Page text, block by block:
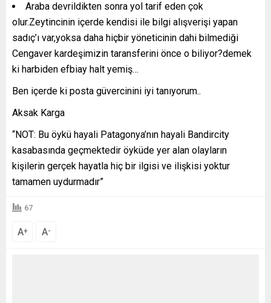
Araba devrildikten sonra yol tarif eden çok
olur.Zeytincinin içerde kendisi ile bilgi alışverişi yapan
sadıç’ı var,yoksa daha hiçbir yöneticinin dahi bilmediği
Cengaver kardeşimizin taransferini önce o biliyor?demek
ki harbiden efbiay halt yemiş…
Ben içerde ki posta güvercinini iyi tanıyorum..
Aksak Karga
“NOT: Bu öykü hayali Patagonya’nın hayali Bandircity
kasabasında geçmektedir öyküde yer alan olayların
kişilerin gerçek hayatla hiç bir ilgisi ve ilişkisi yoktur
tamamen uydurmadır”
67
A+ A-